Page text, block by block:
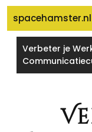
spacehamster.nl
Verbeter je